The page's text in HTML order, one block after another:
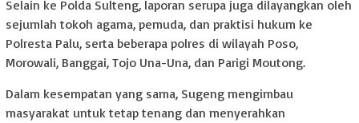
Selain ke Polda Sulteng, laporan serupa juga dilayangkan oleh
sejumlah tokoh agama, pemuda, dan praktisi hukum ke
Polresta Palu, serta beberapa polres di wilayah Poso,
Morowali, Banggai, Tojo Una-Una, dan Parigi Moutong.
Dalam kesempatan yang sama, Sugeng mengimbau
masyarakat untuk tetap tenang dan menyerahkan